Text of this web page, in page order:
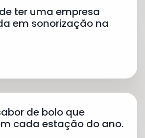
ter uma empresa
em sonorização na
de bolo que
cada estação do ano.